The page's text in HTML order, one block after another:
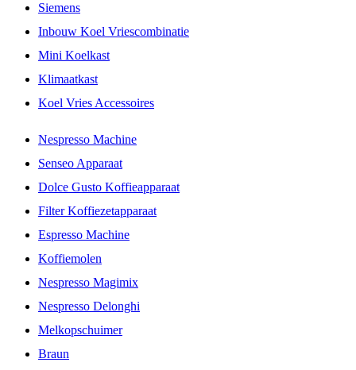
Siemens
Inbouw Koel Vriescombinatie
Mini Koelkast
Klimaatkast
Koel Vries Accessoires
Nespresso Machine
Senseo Apparaat
Dolce Gusto Koffieapparaat
Filter Koffiezetapparaat
Espresso Machine
Koffiemolen
Nespresso Magimix
Nespresso Delonghi
Melkopschuimer
Braun